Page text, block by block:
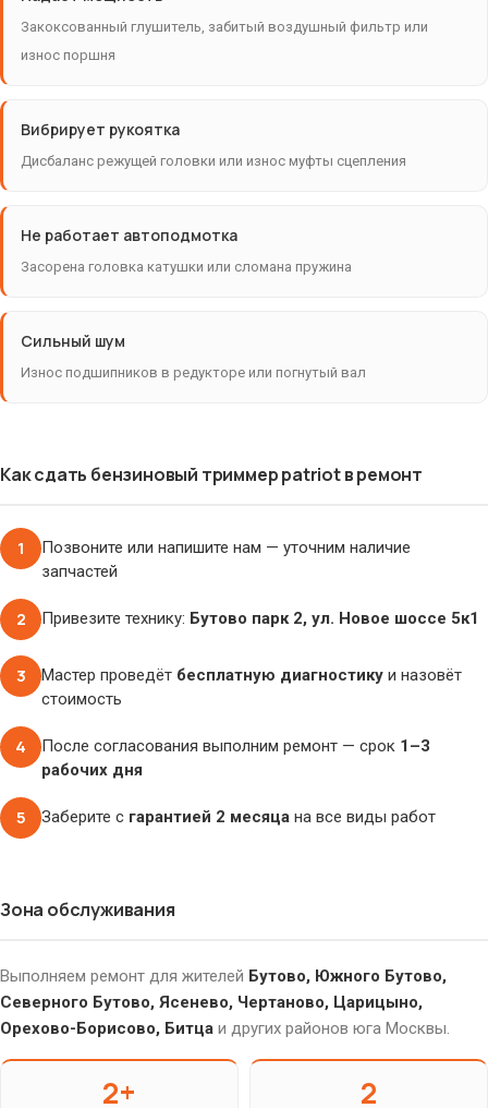
Закоксованный глушитель, забитый воздушный фильтр или
износ поршня
Вибрирует рукоятка
Дисбаланс режущей головки или износ муфты сцепления
Не работает автоподмотка
Засорена головка катушки или сломана пружина
Сильный шум
Износ подшипников в редукторе или погнутый вал
Как сдать бензиновый триммер patriot в ремонт
1
Позвоните или напишите нам — уточним наличие
запчастей
2 Привезите технику: Бутово парк 2, ул. Новое шоссе 5к1
3 Мастер проведёт бесплатную диагностику и назовёт
стоимость
4 После согласования выполним ремонт — срок 1–3
рабочих дня
5 Заберите с гарантией 2 месяца на все виды работ
Зона обслуживания
Выполняем ремонт для жителей Бутово, Южного Бутово,
Северного Бутово, Ясенево, Чертаново, Царицыно,
Орехово-Борисово, Битца и других районов юга Москвы.
2+ 2